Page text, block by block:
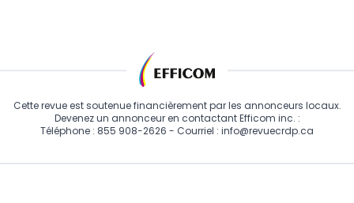
Cette revue est soutenue financièrement par les annonceurs locaux.
Devenez un annonceur en contactant Efficom inc. :
Téléphone : 855 908-2626 - Courriel : info@revuecrdp.ca